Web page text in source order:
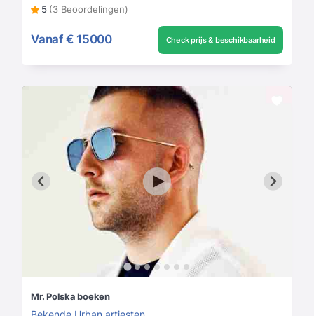
5 (3 Beoordelingen)
Vanaf € 15000 Check prijs & beschikbaarheid
Mr. Polska boeken